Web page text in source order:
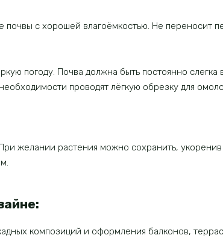
с хорошей влагоёмкостью. Не переносит
погоду. Почва должна быть постоянно
проводят лёгкую обрезку для
желании растения можно сохранить,
композиций и оформления балконов,